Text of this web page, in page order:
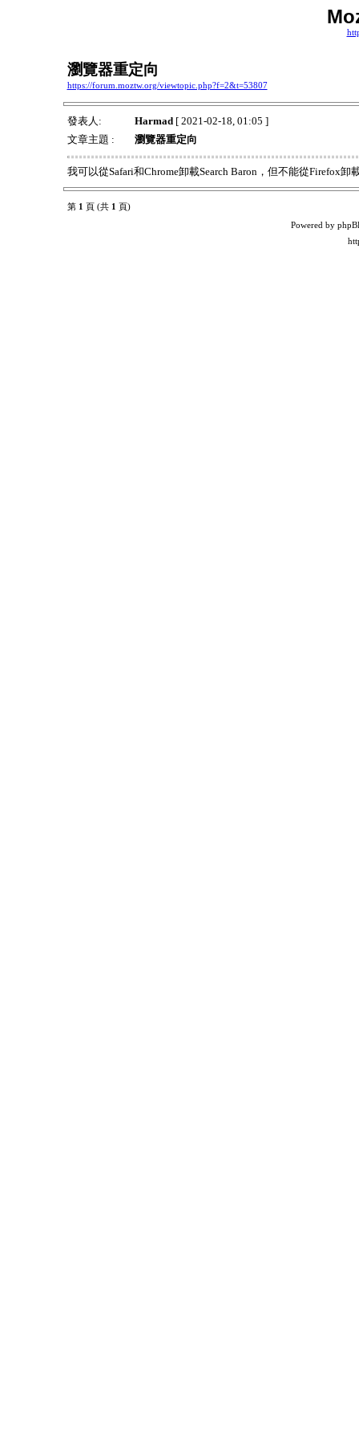
瀏覽器重定向
https://forum.moztw.org/viewtopic.php?f=2&t=53807
發表人: Harmad[ 2021-02-18, 01:05 ]
文章主題 :
瀏覽器重定向
我可以從Safari和Chrome卸載Search Baron，但不能從Firefox卸
第 1 頁 (共 1 頁)
Powered by